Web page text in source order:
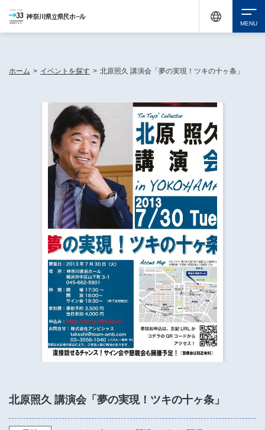
イベントを探す
・ イベント一覧
・ イベントカレンダー
休館中の県民ホールについて
・ 施設概要
・ パイプオルガン
・ 神奈川県民ホールの取り組み
神奈川県立県民ホールSNS
​​​​​​​​​​​​​神奈川県立県民ホール
ギャラリーSNS
ホーム > イベントを探す > 北原照久 講演会「夢の実現！ツキの十ヶ条」
北原照久 講演会「夢の実現！ツキの十ヶ条」